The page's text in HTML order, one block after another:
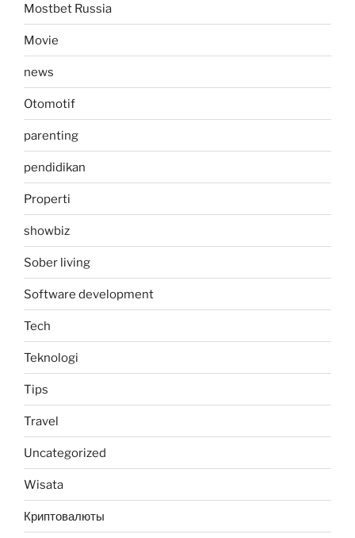
Mostbet Russia
Movie
news
Otomotif
parenting
pendidikan
Properti
showbiz
Sober living
Software development
Tech
Teknologi
Tips
Travel
Uncategorized
Wisata
Криптовалюты